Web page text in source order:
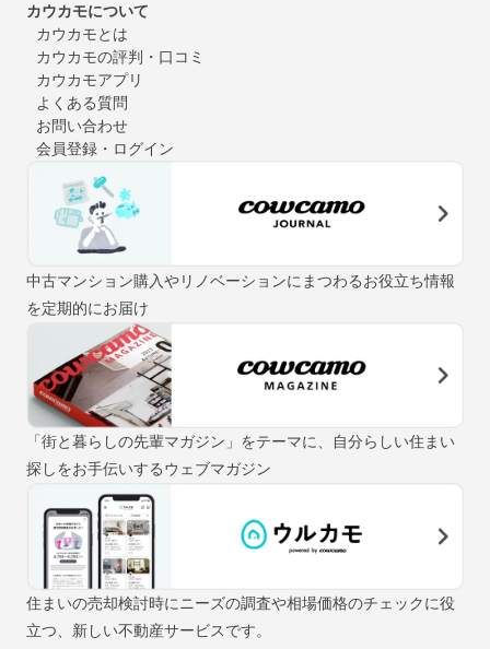
カウカモについて
カウカモとは
カウカモの評判・口コミ
カウカモアプリ
よくある質問
お問い合わせ
会員登録・ログイン
中古マンション購入やリノベーションにまつわるお役立ち情報
を定期的にお届け
「街と暮らしの先輩マガジン」をテーマに、自分らしい住まい
探しをお手伝いするウェブマガジン
住まいの売却検討時にニーズの調査や相場価格のチェックに役
立つ、新しい不動産サービスです。